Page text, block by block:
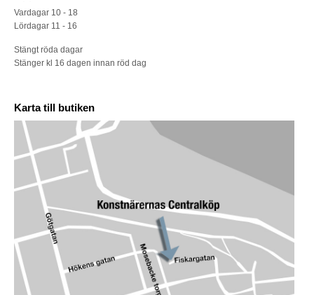
Vardagar 10 - 18
Lördagar 11 - 16
Stängt röda dagar
Stänger kl 16 dagen innan röd dag
Karta till butiken